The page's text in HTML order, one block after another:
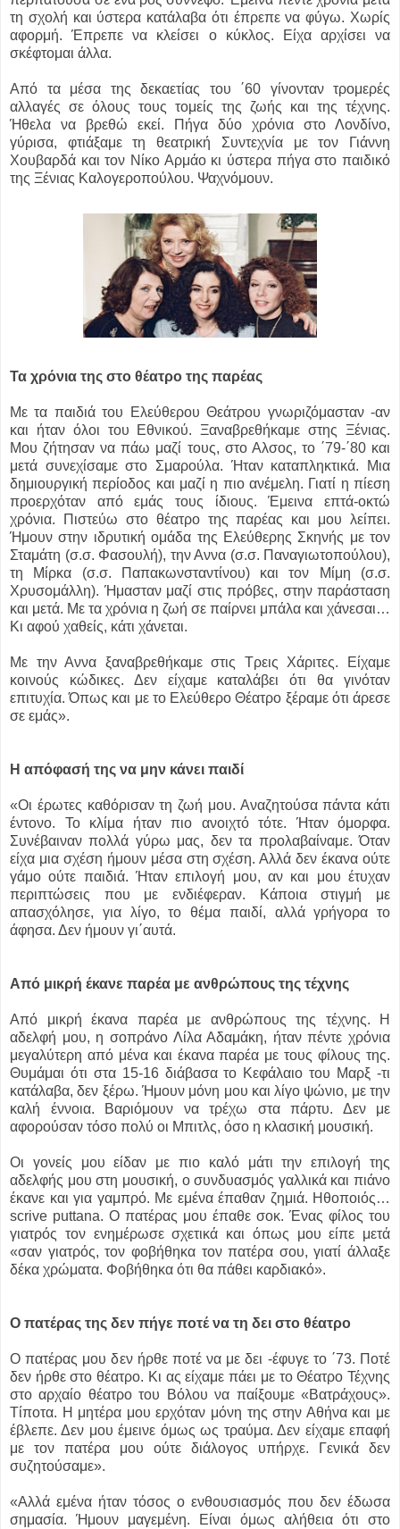
τη σχολή και ύστερα κατάλαβα ότι έπρεπε να φύγω. Χωρίς
αφορμή. Έπρεπε να κλείσει ο κύκλος. Είχα αρχίσει να
σκέφτομαι άλλα.
Από τα μέσα της δεκαετίας του ΄60 γίνονταν τρομερές
αλλαγές σε όλους τους τομείς της ζωής και της τέχνης.
Ήθελα να βρεθώ εκεί. Πήγα δύο χρόνια στο Λονδίνο,
γύρισα, φτιάξαμε τη θεατρική Συντεχνία με τον Γιάννη
Χουβαρδά και τον Νίκο Αρμάο κι ύστερα πήγα στο παιδικό
της Ξένιας Καλογεροπούλου. Ψαχνόμουν.
Τα χρόνια της στο θέατρο της παρέας
Με τα παιδιά του Ελεύθερου Θεάτρου γνωριζόμασταν -αν
και ήταν όλοι του Εθνικού. Ξαναβρεθήκαμε στης Ξένιας.
Μου ζήτησαν να πάω μαζί τους, στο Αλσος, το ΄79-΄80 και
μετά συνεχίσαμε στο Σμαρούλα. Ήταν καταπληκτικά. Μια
δημιουργική περίοδος και μαζί η πιο ανέμελη. Γιατί η πίεση
προερχόταν από εμάς τους ίδιους. Έμεινα επτά-οκτώ
χρόνια. Πιστεύω στο θέατρο της παρέας και μου λείπει.
Ήμουν στην ιδρυτική ομάδα της Ελεύθερης Σκηνής με τον
Σταμάτη (σ.σ. Φασουλή), την Αννα (σ.σ. Παναγιωτοπούλου),
τη Μίρκα (σ.σ. Παπακωνσταντίνου) και τον Μίμη (σ.σ.
Χρυσομάλλη). Ήμασταν μαζί στις πρόβες, στην παράσταση
και μετά. Με τα χρόνια η ζωή σε παίρνει μπάλα και χάνεσαι…
Κι αφού χαθείς, κάτι χάνεται.
Με την Αννα ξαναβρεθήκαμε στις Τρεις Χάριτες. Είχαμε
κοινούς κώδικες. Δεν είχαμε καταλάβει ότι θα γινόταν
επιτυχία. Όπως και με το Ελεύθερο Θέατρο ξέραμε ότι άρεσε
σε εμάς».
Η απόφασή της να μην κάνει παιδί
«Οι έρωτες καθόρισαν τη ζωή μου. Αναζητούσα πάντα κάτι
έντονο. Το κλίμα ήταν πιο ανοιχτό τότε. Ήταν όμορφα.
Συνέβαιναν πολλά γύρω μας, δεν τα προλαβαίναμε. Όταν
είχα μια σχέση ήμουν μέσα στη σχέση. Αλλά δεν έκανα ούτε
γάμο ούτε παιδιά. Ήταν επιλογή μου, αν και μου έτυχαν
περιπτώσεις που με ενδιέφεραν. Κάποια στιγμή με
απασχόλησε, για λίγο, το θέμα παιδί, αλλά γρήγορα το
άφησα. Δεν ήμουν γι΄αυτά.
Από μικρή έκανε παρέα με ανθρώπους της τέχνης
Από μικρή έκανα παρέα με ανθρώπους της τέχνης. Η
αδελφή μου, η σοπράνο Λίλα Αδαμάκη, ήταν πέντε χρόνια
μεγαλύτερη από μένα και έκανα παρέα με τους φίλους της.
Θυμάμαι ότι στα 15-16 διάβασα το Κεφάλαιο του Μαρξ -τι
κατάλαβα, δεν ξέρω. Ήμουν μόνη μου και λίγο ψώνιο, με την
καλή έννοια. Βαριόμουν να τρέχω στα πάρτυ. Δεν με
αφορούσαν τόσο πολύ οι Μπιτλς, όσο η κλασική μουσική.
Οι γονείς μου είδαν με πιο καλό μάτι την επιλογή της
αδελφής μου στη μουσική, ο συνδυασμός γαλλικά και πιάνο
έκανε και για γαμπρό. Με εμένα έπαθαν ζημιά. Ηθοποιός…
scrive puttana. Ο πατέρας μου έπαθε σοκ. Ένας φίλος του
γιατρός τον ενημέρωσε σχετικά και όπως μου είπε μετά
«σαν γιατρός, τον φοβήθηκα τον πατέρα σου, γιατί άλλαξε
δέκα χρώματα. Φοβήθηκα ότι θα πάθει καρδιακό».
Ο πατέρας της δεν πήγε ποτέ να τη δει στο θέατρο
Ο πατέρας μου δεν ήρθε ποτέ να με δει -έφυγε το ΄73. Ποτέ
δεν ήρθε στο θέατρο. Κι ας είχαμε πάει με το Θέατρο Τέχνης
στο αρχαίο θέατρο του Βόλου να παίξουμε «Βατράχους».
Τίποτα. Η μητέρα μου ερχόταν μόνη της στην Αθήνα και με
έβλεπε. Δεν μου έμεινε όμως ως τραύμα. Δεν είχαμε επαφή
με τον πατέρα μου ούτε διάλογος υπήρχε. Γενικά δεν
συζητούσαμε».
«Αλλά εμένα ήταν τόσος ο ενθουσιασμός που δεν έδωσα
σημασία. Ήμουν μαγεμένη. Είναι όμως αλήθεια ότι στο